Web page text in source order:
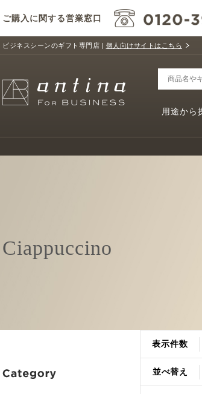
ご購入に関する営業窓口
ビジネスシーンのギフト専門店 | 個人向けサイトはこちら
用途から
Ciappuccino
表示件数
並べ替え